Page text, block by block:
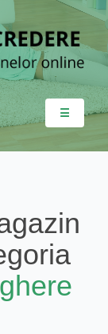
☰